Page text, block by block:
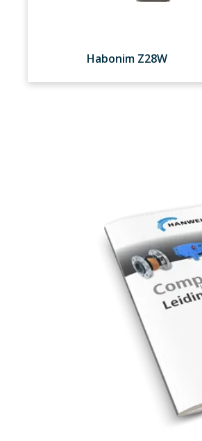
Habonim Z28W